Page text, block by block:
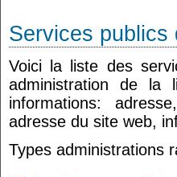
Services publics
Voici la liste des
administration de la
informations:
adresse du site web,
Types administrations